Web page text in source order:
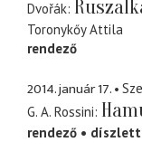
Dvořák
Toronykőy Attila
rendező
2014. január 17.
G. A. Rossini
rendező